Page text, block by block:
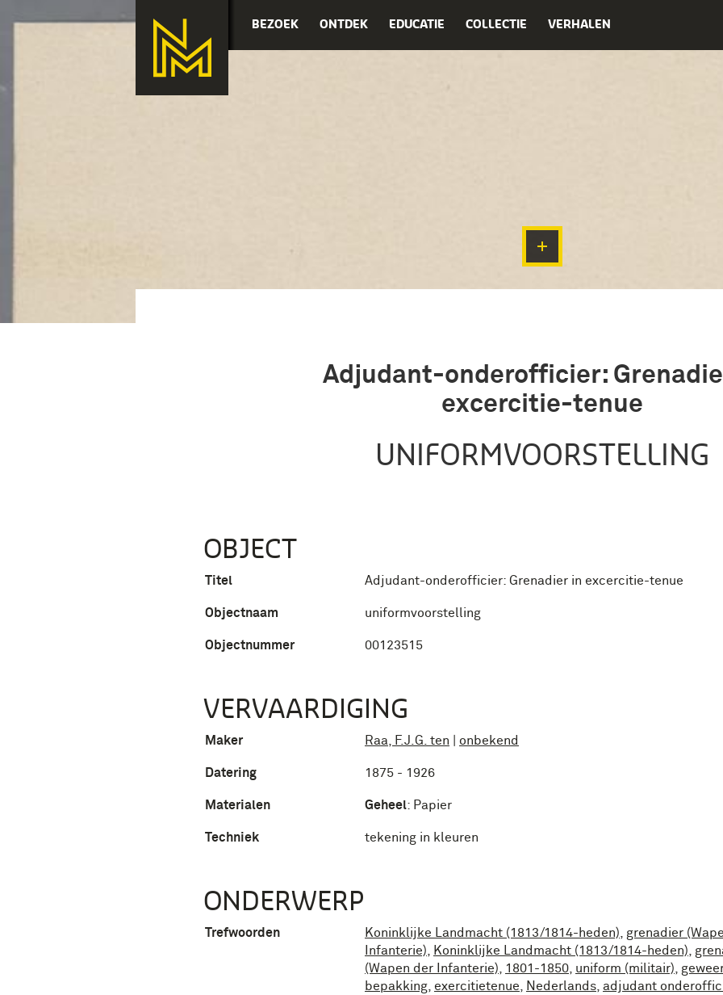
BEZOEK ONTDEK EDUCATIE COLLECTIE VERHALEN
Adjudant-onderofficier:
excercitie-tenue
UNIFORMVOORSTELLING
OBJECT
Titel Adjudant-onderofficier: Grenadier in excercitie-tenue
Objectnaam uniformvoorstelling
Objectnummer 00123515
VERVAARDIGING
Maker Raa, F.J.G. ten onbekend
Datering 1875 - 1926
Materialen Geheel: Papier
Techniek tekening in kleuren
ONDERWERP
Trefwoorden Koninklijke Landmacht (1813/1814-heden)
grenadier
Infanterie)
Koninklijke Landmacht (1813/1814-heden)
(Wapen der Infanterie)
1801-1850 uniform (militair)
geweer
bepakking exercitietenue Nederlands adjudant